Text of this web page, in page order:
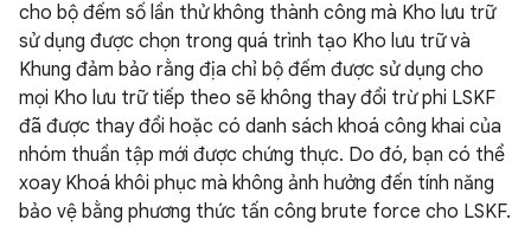
cho bộ đếm số lần thử không thành công mà Kho lưu trữ
sử dụng được chọn trong quá trình tạo Kho lưu trữ và
Khung đảm bảo rằng địa chỉ bộ đếm được sử dụng cho
mọi Kho lưu trữ tiếp theo sẽ không thay đổi trừ phi LSKF
đã được thay đổi hoặc có danh sách khoá công khai của
nhóm thuần tập mới được chứng thực. Do đó, bạn có thể
xoay Khoá khôi phục mà không ảnh hưởng đến tính năng
bảo vệ bằng phương thức tấn công brute force cho LSKF.